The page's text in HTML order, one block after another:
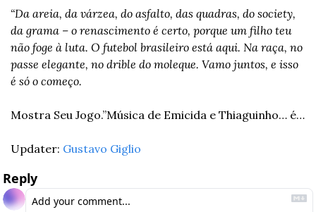
“Da areia, da várzea, do asfalto, das quadras, do society,
da grama – o renascimento é certo, porque um filho teu
não foge à luta. O futebol brasileiro está aqui. Na raça, no
passe elegante, no drible do moleque. Vamo juntos, e isso
é só o começo.
Mostra Seu Jogo.”
Updater: Gustavo Giglio
Reply